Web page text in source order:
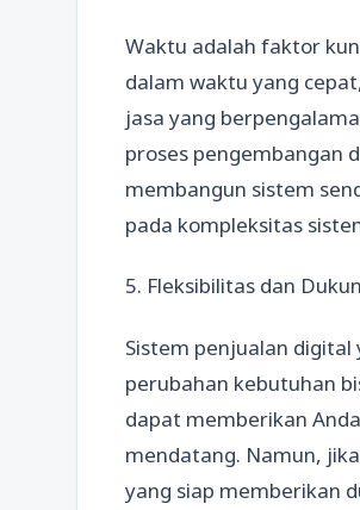
Waktu adalah faktor
dalam waktu yang
jasa yang
proses pengembangan
membangun sistem
pada kompleksitas
5. Fleksibilitas dan
Sistem penjualan digital
perubahan kebutuhan
dapat memberikan
mendatang. Namun,
yang siap memberikan